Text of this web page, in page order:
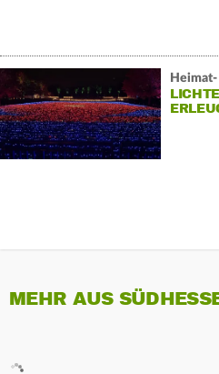
MEHR AUS